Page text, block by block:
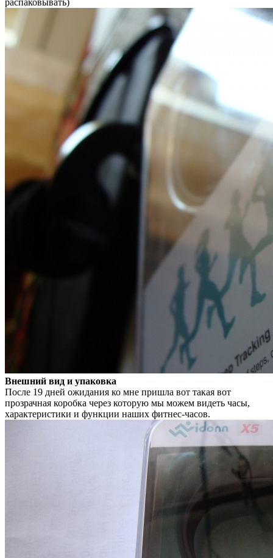
Внешний вид и упаковка
После 19 дней ожидания ко мне пришла вот такая вот
прозрачная коробка через которую мы можем видеть часы,
характеристики и функции наших фитнес-часов.